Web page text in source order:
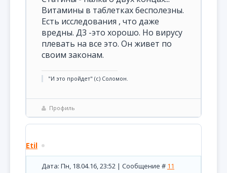
Витамины в таблетках бесполезны.
Есть исследования , что даже
вредны. Д3 -это хорошо. Но вирусу
плевать на все это. Он живет по
своим законам.
"И это пройдет" (с) Соломон.
Профиль
Etil
Дата: Пн, 18.04.16, 23:52 | Сообщение # 11